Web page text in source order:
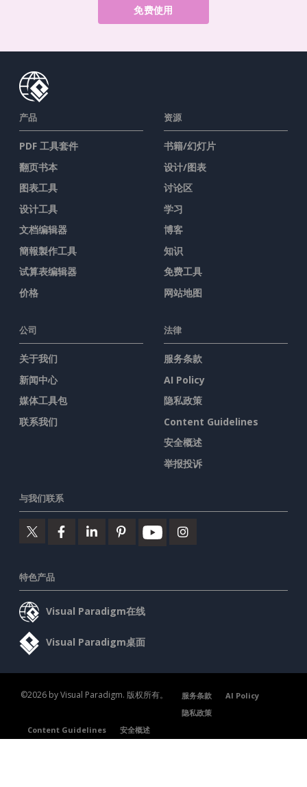
免费使用
产品
PDF 工具套件
翻页书本
图表工具
设计工具
文档编辑器
簡報製作工具
试算表编辑器
价格
资源
书籍/幻灯片
设计/图表
讨论区
学习
博客
知识
免费工具
网站地图
公司
关于我们
新闻中心
媒体工具包
联系我们
法律
服务条款
AI Policy
隐私政策
Content Guidelines
安全概述
举报投诉
与我们联系
特色产品
Visual Paradigm在线
Visual Paradigm桌面
©2026 by Visual Paradigm. 版权所有。 服务条款
AI Policy
隐私政策
Content Guidelines
安全概述